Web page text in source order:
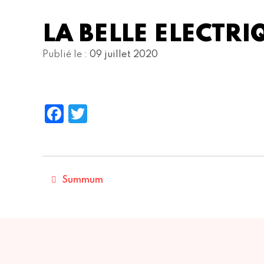
LA BELLE
Publié le : 09 juillet 2020
Facebook
Summum